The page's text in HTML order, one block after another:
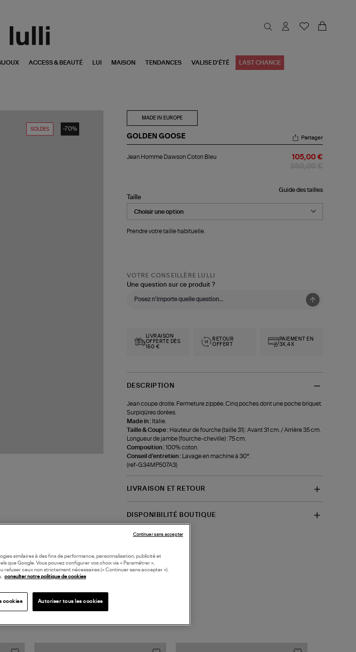
ACCESS & BEAUTÉ LUI MAISON TENDANCES VALISE D'ÉTÉ LAST CHANCE
SOLDES -70%
MADE IN EUROPE
GOLDEN GOOSE
Homme
Partager
Jean Homme Dawson Coton Bleu 105,00 €
Guide des tailles
Taille
Prendre votre taille habituelle.
VOTRE CONSEILLÈRE LULLI
Une question sur ce produit ?
LIVRAISON
OFFERTE DÈS
150 €
RETOUR
OFFERT
PAIEMENT EN
3X,4X
DESCRIPTION
Jean coupe droite. Fermeture zippée. Cinq poches dont une poche briquet.
Surpiqûres dorées.
Made in : Italie.
Taille & Coupe : Hauteur de fourche (taille 31) : Avant 31 cm. / Arrière 35 cm.
Longueur de jambe (fourche-cheville) : 75 cm.
Composition :100% coton.
Conseil d'entretien :
Lavage en machine à 30°.
(ref-G34MP507A3)
LIVRAISON ET RETOUR
DISPONIBILITÉ BOUTIQUE
similaires à des fins de performance, personnalisation, publicité et
que Google. Vous pouvez configurer vos choix via « Paramétrer »,
refuser ceux non strictement nécessaires (« Continuer sans accepter »).
consulter notre politique de cookies
cookies Autoriser tous les cookies
Continuer sans accepter